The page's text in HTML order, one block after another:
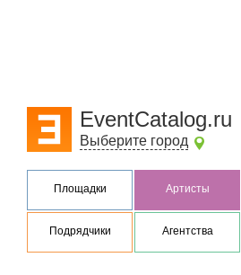
EventCatalog.ru
Выберите город
Площадки Артисты
Подрядчики Агентства